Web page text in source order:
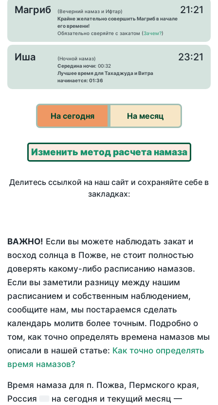
Магриб
(Вечерний намаз и Ифтар)
Крайне желательно совершить Магриб в начале
его времени!
Обязательно сверяйте с закатом (Зачем?)
21:21
Иша
(Ночной намаз)
Середина ночи: 00:32
Лучшее время для Тахаджуда и Витра
начинается: 01:36
23:21
На сегодня На месяц
Изменить метод расчета намаза
Делитесь ссылкой на наш сайт и сохраняйте себе в
закладках:
ВАЖНО! Если вы можете наблюдать закат и
восход солнца в Пожве, не стоит полностью
доверять какому-либо расписанию намазов.
Если вы заметили разницу между нашим
расписанием и собственным наблюдением,
сообщите нам, мы постараемся сделать
календарь молитв более точным. Подробно о
том, как точно определять времена намазов мы
описали в нашей статье: Как точно определять
время намазов?
Время намаза для п. Пожва, Пермского края,
Россия
на сегодня и текущий месяц —